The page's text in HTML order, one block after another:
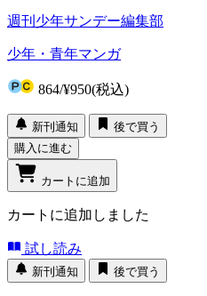
週刊少年サンデー編集部
少年・青年マンガ
864/¥950(税込)
新刊通知
後で買う
購入に進む
カートに追加
カートに追加しました
試し読み
新刊通知 後で買う